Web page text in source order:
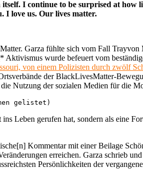
itself. I continue to be surprised at
I love us. Our lives matter.
Garza fühlte sich vom Fall
* Aktivismus wurde befeuert vom
von einem Polizisten durch zwölf
der BlackLivesMatter-
die Nutzung der sozialen Medien für die
gelistet)
Leben gerufen hat, sondern als eine
Kommentar mit einer Beilage
erreichen. Garza schrieb
Persönlichkeiten der